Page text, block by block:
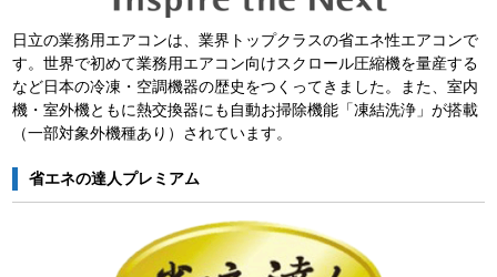
日立の業務用エアコンは、業界トップクラスの省エネ性エアコンで
す。世界で初めて業務用エアコン向けスクロール圧縮機を量産する
など日本の冷凍・空調機器の歴史をつくってきました。また、室内
機・室外機ともに熱交換器にも自動お掃除機能「凍結洗浄」が搭載
（一部対象外機種あり）されています。
省エネの達人プレミアム